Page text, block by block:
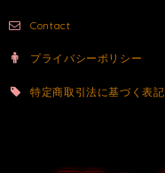
Contact
プライバシーポリシー
特定商取引法に基づく表記